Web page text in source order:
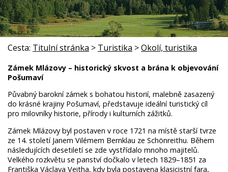
Cesta: Titulní stránka > Turistika >Okolí, turistika
Zámek Mlázovy – historický skvost a brána k objevování
Pošumaví
Půvabný barokní zámek s bohatou historií, malebně zasazený
do krásné krajiny Pošumaví, představuje ideální turistický cíl
pro milovníky historie, přírody i kulturních zážitků.
Zámek Mlázovy byl postaven v roce 1721 na místě starší tvrze
ze 14. století Janem Vilémem Bernklau ze Schönreithu. Během
následujících desetiletí se zde vystřídalo mnoho majitelů.
Velkého rozkvětu se panství dočkalo v letech 1829–1851 za
Františka Václava Veitha, kdy byla postavena klasicistní fara,